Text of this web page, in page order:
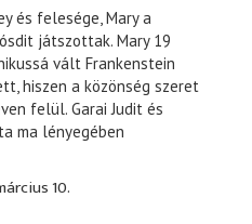
és felesége, Mary a
játszottak. Mary 19
vált Frankenstein
hiszen a közönség szeret
felül. Garai Judit és
ma lényegében
10.